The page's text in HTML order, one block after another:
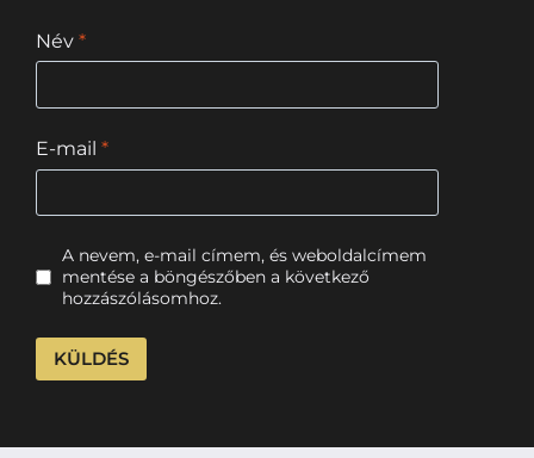
Név *
E-mail *
A nevem, e-mail címem, és weboldalcímem
mentése a böngészőben a következő
hozzászólásomhoz.